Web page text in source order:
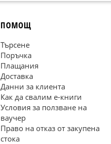
ПОМОЩ
Търсене
Поръчка
Плащания
Доставка
Данни за клиента
Как да свалим е-книги
Условия за ползване на
ваучер
Право на отказ от закупена
стока